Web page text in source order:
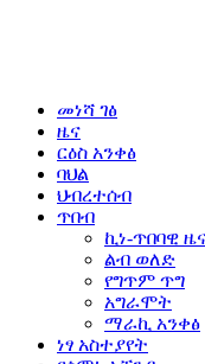
መነሻ ገፅ
ዜና
ርዕስ አንቀፅ
ባህል
ህብረተሰብ
ጥበብ
ኪነ-ጥበባዊ
ልብ ወለድ
የግጥም ጥግ
አግራሞት
ማራኪ አንቀፅ
ነፃ አስተያየት